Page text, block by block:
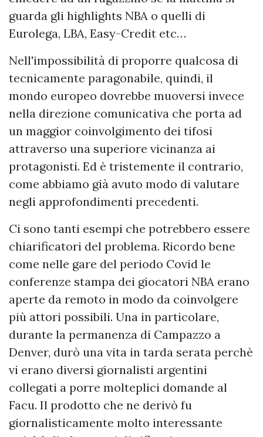
guarda gli highlights NBA o quelli di
Eurolega, LBA, Easy-Credit etc…
Nell'impossibilità di proporre qualcosa di
tecnicamente paragonabile, quindi, il
mondo europeo dovrebbe muoversi invece
nella direzione comunicativa che porta ad
un maggior coinvolgimento dei tifosi
attraverso una superiore vicinanza ai
protagonisti. Ed è tristemente il contrario,
come abbiamo già avuto modo di valutare
negli approfondimenti precedenti.
Ci sono tanti esempi che potrebbero essere
chiarificatori del problema. Ricordo bene
come nelle gare del periodo Covid le
conferenze stampa dei giocatori NBA erano
aperte da remoto in modo da coinvolgere
più attori possibili. Una in particolare,
durante la permanenza di Campazzo a
Denver, durò una vita in tarda serata perchè
vi erano diversi giornalisti argentini
collegati a porre molteplici domande al
Facu. Il prodotto che ne derivò fu
giornalisticamente molto interessante